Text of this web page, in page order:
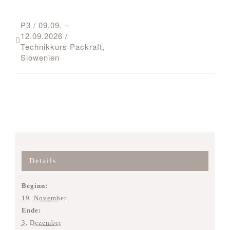
P3 / 09.09. –
12.09.2026 /
Technikkurs Packraft,
Slowenien
Details
Beginn:
19. November
Ende:
3. Dezember